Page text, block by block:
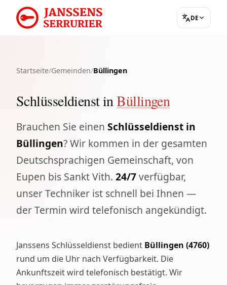
DE
Startseite/Gemeinden/Büllingen
Schlüsseldienst inBüllingen
Brauchen Sie einen Schlüsseldienst in
Büllingen? Wir kommen in der gesamten
Deutschsprachigen Gemeinschaft, von
Eupen bis Sankt Vith. 24/7verfügbar,
unser Techniker ist schnell bei Ihnen —
der Termin wird telefonisch angekündigt.
Janssens Schlüsseldienst bedient Büllingen (4760)
rund um die Uhr nach Verfügbarkeit. Die
Ankunftszeit wird telefonisch bestätigt. Wir